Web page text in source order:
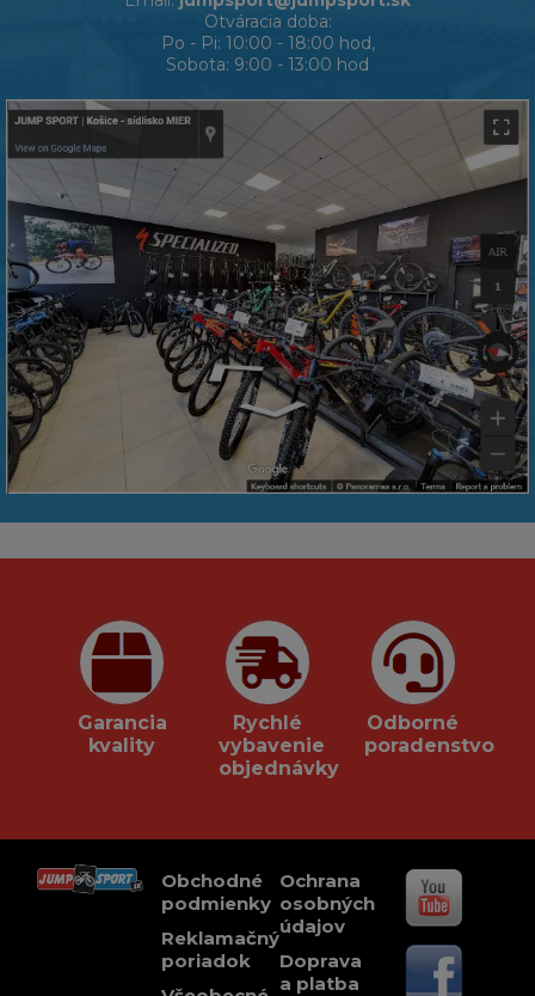
Otváracia doba:
Po - Pi: 10:00 - 18:00 hod,
Sobota: 9:00 - 13:00 hod
Garancia
kvality
Rychlé
vybavenie
objednávky
Odborné
poradenstvo
Obchodné
podmienky
Reklamačný
poriadok
Ochrana
osobných
údajov
Doprava
a platba